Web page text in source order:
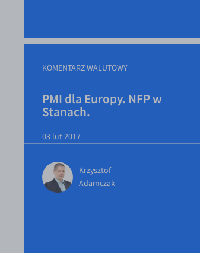
KOMENTARZ WALUTOWY
PMI dla Europy. NFP w
Stanach.
03 lut 2017
Krzysztof
Adamczak